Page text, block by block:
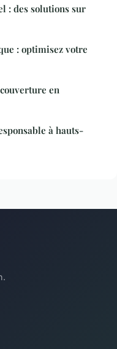
: des solutions sur
: optimisez votre
en
à hauts-